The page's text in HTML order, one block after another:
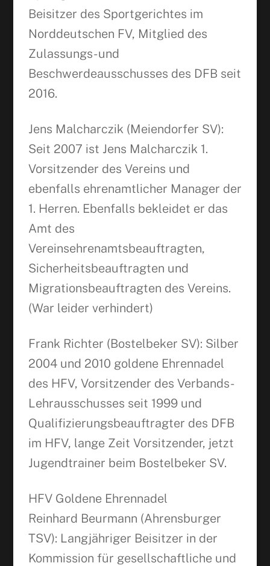
Beisitzer des Sportgerichtes im
Norddeutschen FV, Mitglied des
Zulassungs- und
Beschwerdeausschusses des DFB seit
2016.
Jens Malcharczik (Meiendorfer SV):
Seit 2007 ist Jens Malcharczik 1.
Vorsitzender des Vereins und
ebenfalls ehrenamtlicher Manager der
1. Herren. Ebenfalls bekleidet er das
Amt des
Vereinsehrenamtsbeauftragten,
Sicherheitsbeauftragten und
Migrationsbeauftragten des Vereins.
(War leider verhindert)
Frank Richter (Bostelbeker SV): Silber
2004 und 2010 goldene Ehrennadel
des HFV, Vorsitzender des Verbands-
Lehrausschusses seit 1999 und
Qualifizierungsbeauftragter des DFB
im HFV, lange Zeit Vorsitzender, jetzt
Jugendtrainer beim Bostelbeker SV.
HFV Goldene Ehrennadel
Reinhard Beurmann (Ahrensburger
TSV): Langjähriger Beisitzer in der
Kommission für gesellschaftliche und